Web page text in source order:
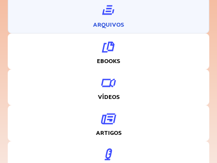
ARQUIVOS
EBOOKS
VÍDEOS
ARTIGOS